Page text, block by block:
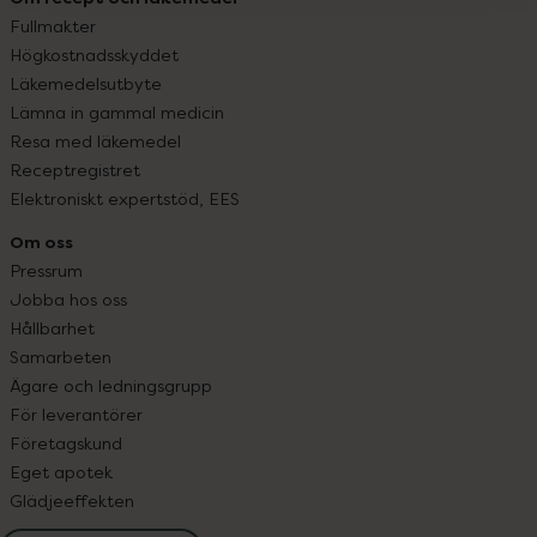
Fullmakter
Högkostnadsskyddet
Läkemedelsutbyte
Lämna in gammal medicin
Resa med läkemedel
Receptregistret
Elektroniskt expertstöd, EES
Om oss
Pressrum
Jobba hos oss
Hållbarhet
Samarbeten
Ägare och ledningsgrupp
För leverantörer
Företagskund
Eget apotek
Glädjeeffekten